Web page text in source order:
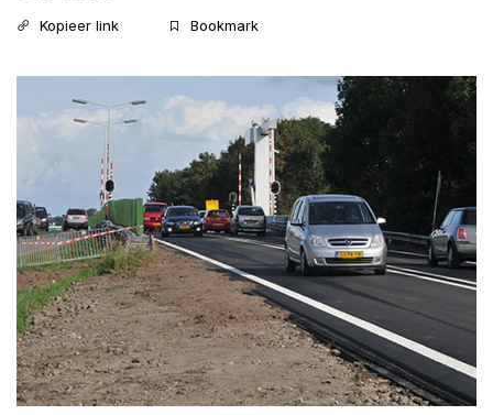
Kopieer link
Bookmark